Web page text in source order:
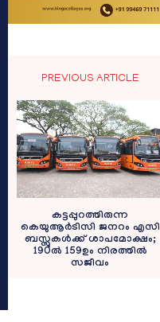
PREVIOUS ARTICLE
കട്ടപ്പുറത്തിരുന്ന
കെയുആര്‍ടിസി ജനറം എസി
ബസ്സുകള്‍ക്ക് ശാപമോക്ഷം;
190ൽ 159ഉം നിരത്തിൽ
സജീവം